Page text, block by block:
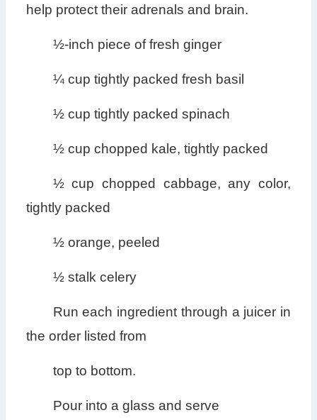
help protect their adrenals and brain.
½-inch piece of fresh ginger
¼ cup tightly packed fresh basil
½ cup tightly packed spinach
½ cup chopped kale, tightly packed
½ cup chopped cabbage, any color,
tightly packed
½ orange, peeled
½ stalk celery
Run each ingredient through a juicer in
the order listed from
top to bottom.
Pour into a glass and serve